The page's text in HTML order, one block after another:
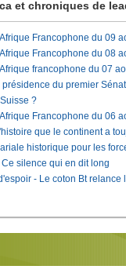
et chroniques de
Francophone du 09
Francophone du 08
francophone du 07
présidence du premier
?
Francophone du 06
que le continent a
historique pour les
silence qui en dit long
- Le coton Bt relance